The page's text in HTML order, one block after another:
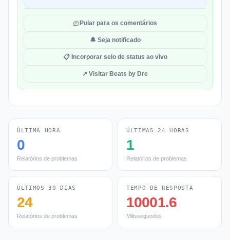
Pular para os comentários
🔔 Seja notificado
📋 Incorporar selo de status ao vivo
↗ Visitar Beats by Dre
ÚLTIMA HORA
0
Relatórios de problemas
ÚLTIMAS 24 HORAS
1
Relatórios de problemas
ÚLTIMOS 30 DIAS
24
Relatórios de problemas
TEMPO DE RESPOSTA
10001.6
Milissegundos